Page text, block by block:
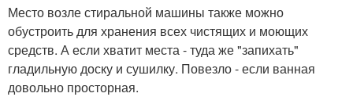
Место возле стиральной машины также можно
обустроить для хранения всех чистящих и моющих
средств. А если хватит места - туда же "запихать"
гладильную доску и сушилку. Повезло - если ванная
довольно просторная.